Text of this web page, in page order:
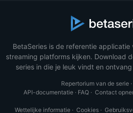
BetaSeries is de referentie applicatie
streaming platforms kijken. Download
series in die je leuk vindt en
Repertorium van de serie ·
API-documentatie· FAQ· Contact
Wettelijke informatie· Cookies·